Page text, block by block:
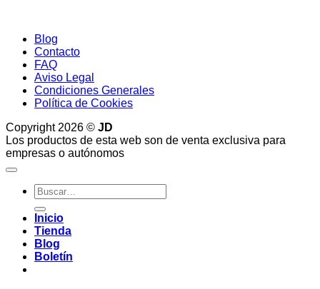
Blog
Contacto
FAQ
Aviso Legal
Condiciones Generales
Política de Cookies
Copyright 2026 © JD
Los productos de esta web son de venta exclusiva para
empresas o autónomos
Buscar
por:
Inicio
Tienda
Blog
Boletín